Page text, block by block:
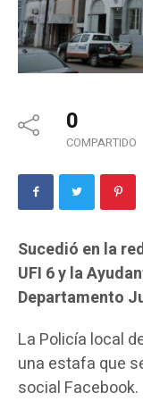
0
COMPARTIDO
Sucedió en la
UFI 6 y la
Departamento
La Policía local
una estafa que
social Facebook.